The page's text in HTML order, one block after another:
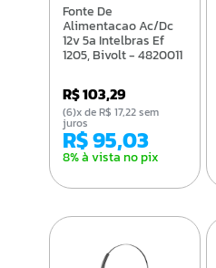
Fonte De
Alimentacao Ac/Dc
12v 5a Intelbras Ef
1205, Bivolt - 4820011
R$ 103,29
R$ 95,03
8% à vista no pix
(6)x de R$ 17,22 sem
juros